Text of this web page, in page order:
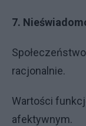
7.
racjonalnie.
Wartości
afektywnym.